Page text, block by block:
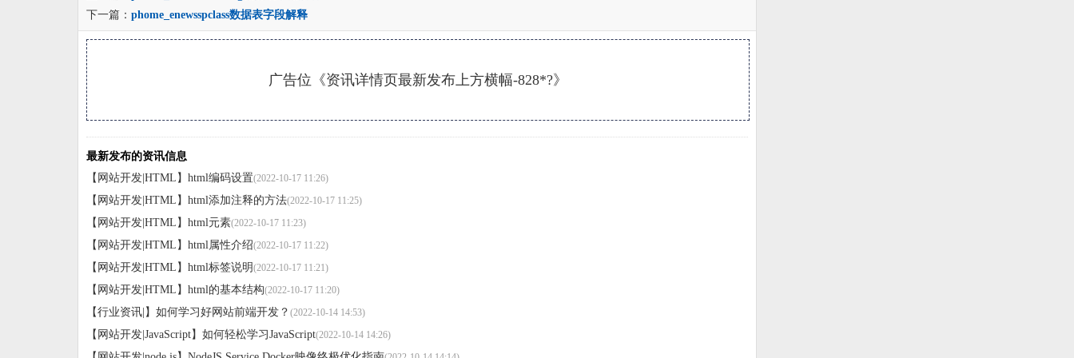
下一篇： phome_enewsspclass数据表字段解释
广告位《资讯详情页最新发布上方横幅-828*?》
最新发布的资讯信息
【网站开发|HTML】 html编码设置(2022-10-17 11:26)
【网站开发|HTML】 html添加注释的方法(2022-10-17 11:25)
【网站开发|HTML】 html元素(2022-10-17 11:23)
【网站开发|HTML】 html属性介绍(2022-10-17 11:22)
【网站开发|HTML】 html标签说明(2022-10-17 11:21)
【网站开发|HTML】 html的基本结构(2022-10-17 11:20)
【行业资讯|】 如何学习好网站前端开发？ (2022-10-14 14:53)
【网站开发|JavaScript】 如何轻松学习JavaScript(2022-10-14 14:26)